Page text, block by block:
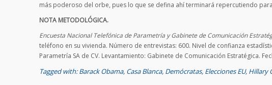
más poderoso del orbe, pues lo que se defina ahí terminará repercutiendo
NOTA METODOLÓGICA.
Encuesta Nacional Telefónica de Parametría y Gabinete de Comunicación
teléfono en su vivienda. Número de entrevistas: 600. Nivel de confianza
Parametría SA de CV. Levantamiento: Gabinete de Comunicación Estratégica.
Tagged with: Barack Obama, Casa Blanca, Demócratas, Elecciones EU, Hillary